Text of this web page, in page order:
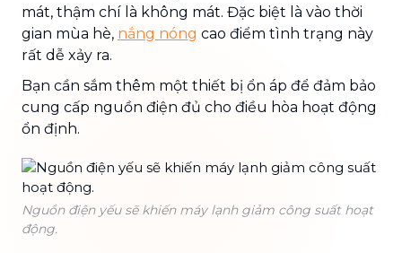
mát, thậm chí là không mát. Đặc biệt là vào thời
gian mùa hè, nắng nóng cao điểm tình trạng này
rất dễ xảy ra.
Bạn cần sắm thêm một thiết bị ổn áp để đảm bảo
cung cấp nguồn điện đủ cho điều hòa hoạt động
ổn định.
Nguồn điện yếu sẽ khiến máy lạnh giảm công suất hoạt
động.